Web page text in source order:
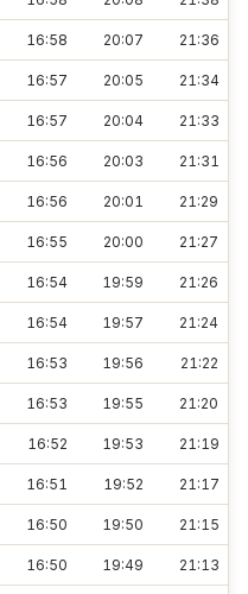
16:58 20:07 21:36
16:57 20:05 21:34
16:57 20:04 21:33
16:56 20:03 21:31
16:56 20:01 21:29
16:55 20:00 21:27
16:54 19:59 21:26
16:54 19:57 21:24
16:53 19:56 21:22
16:53 19:55 21:20
16:52 19:53 21:19
16:51 19:52 21:17
16:50 19:50 21:15
16:50 19:49 21:13